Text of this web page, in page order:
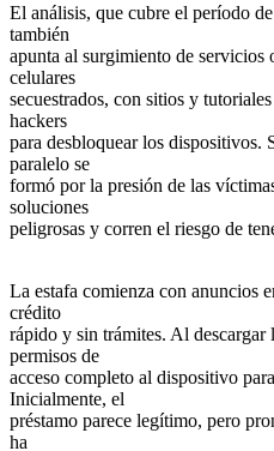
El análisis, que cubre el período
también
apunta al surgimiento de servicios
celulares
secuestrados, con sitios y
hackers
para desbloquear los dispositivos.
paralelo se
formó por la presión de las
soluciones
peligrosas y corren el riesgo de
La estafa comienza con anuncios
crédito
rápido y sin trámites. Al
permisos de
acceso completo al dispositivo
Inicialmente, el
préstamo parece legítimo, pero
ha